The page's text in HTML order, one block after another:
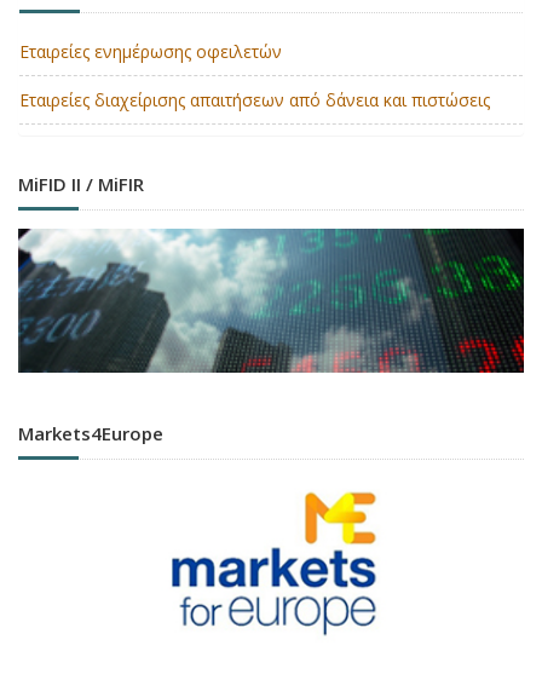
Εταιρείες ενημέρωσης οφειλετών
Εταιρείες διαχείρισης απαιτήσεων από δάνεια και πιστώσεις
MiFID II / MiFIR
Markets4Europe